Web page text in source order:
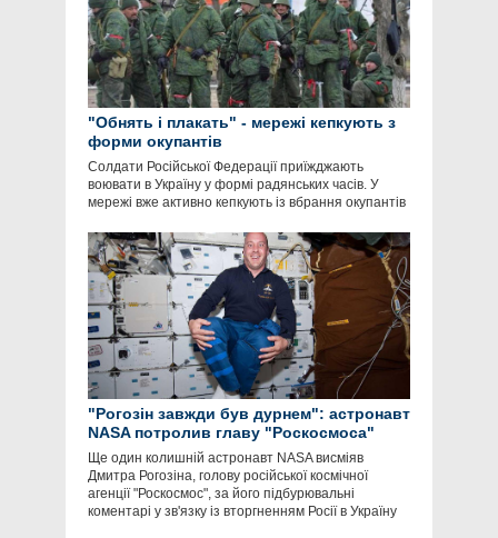
"Обнять і плакать" - мережі кепкують з
форми окупантів
Солдати Російської Федерації приїжджають
воювати в Україну у формі радянських часів. У
мережі вже активно кепкують із вбрання окупантів
"Рогозін завжди був дурнем": астронавт
NASA потролив главу "Роскосмоса"
Ще один колишній астронавт NASA висміяв
Дмитра Рогозіна, голову російської космічної
агенції "Роскосмос", за його підбурювальні
коментарі у зв'язку із вторгненням Росії в Україну